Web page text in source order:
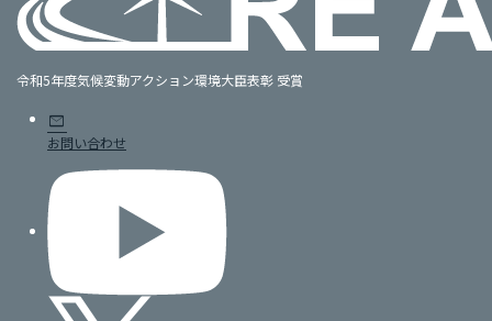
令和5年度気候変動アクション環境大臣表彰 受賞
mail
お問い合わせ